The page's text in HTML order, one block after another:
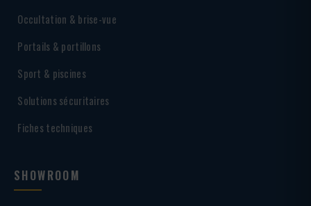
Occultation & brise-vue
Portails & portillons
Sport & piscines
Solutions sécuritaires
Fiches techniques
SHOWROOM